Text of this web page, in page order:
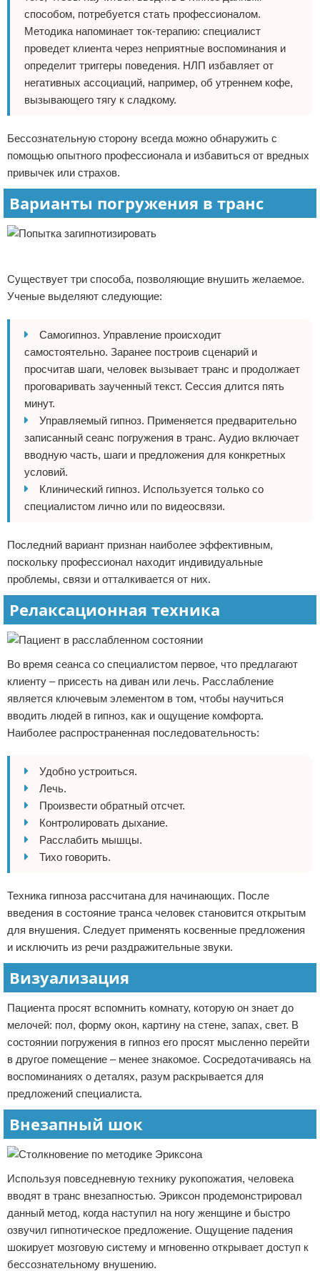
способом, потребуется стать профессионалом.
Методика напоминает ток-терапию: специалист
проведет клиента через неприятные воспоминания и
определит триггеры поведения. НЛП избавляет от
негативных ассоциаций, например, об утреннем кофе,
вызывающего тягу к сладкому.
Бессознательную сторону всегда можно обнаружить с
помощью опытного профессионала и избавиться от вредных
привычек или страхов.
Варианты погружения в транс
Существует три способа, позволяющие внушить желаемое.
Ученые выделяют следующие:
Самогипноз. Управление происходит
самостоятельно. Заранее построив сценарий и
просчитав шаги, человек вызывает транс и продолжает
проговаривать заученный текст. Сессия длится пять
минут.
Управляемый гипноз. Применяется предварительно
записанный сеанс погружения в транс. Аудио включает
вводную часть, шаги и предложения для конкретных
условий.
Клинический гипноз. Используется только со
специалистом лично или по видеосвязи.
Последний вариант признан наиболее эффективным,
поскольку профессионал находит индивидуальные
проблемы, связи и отталкивается от них.
Релаксационная техника
Во время сеанса со специалистом первое, что предлагают
клиенту – присесть на диван или лечь. Расслабление
является ключевым элементом в том, чтобы научиться
вводить людей в гипноз, как и ощущение комфорта.
Наиболее распространенная последовательность:
Удобно устроиться.
Лечь.
Произвести обратный отсчет.
Контролировать дыхание.
Расслабить мышцы.
Тихо говорить.
Техника гипноза рассчитана для начинающих. После
введения в состояние транса человек становится открытым
для внушения. Следует применять косвенные предложения
и исключить из речи раздражительные звуки.
Визуализация
Пациента просят вспомнить комнату, которую он знает до
мелочей: пол, форму окон, картину на стене, запах, свет. В
состоянии погружения в гипноз его просят мысленно перейти
в другое помещение – менее знакомое. Сосредотачиваясь на
воспоминаниях о деталях, разум раскрывается для
предложений специалиста.
Внезапный шок
Используя повседневную технику рукопожатия, человека
вводят в транс внезапностью. Эриксон продемонстрировал
данный метод, когда наступил на ногу женщине и быстро
озвучил гипнотическое предложение. Ощущение падения
шокирует мозговую систему и мгновенно открывает доступ к
бессознательному внушению.